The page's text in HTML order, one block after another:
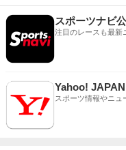
スポーツナビ
注目のレースも最新
Yahoo! JAPAN
スポーツ情報やニュ